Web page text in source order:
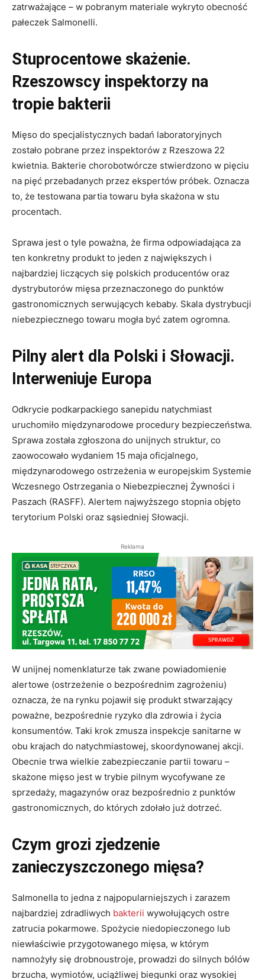
zatrważające – w pobranym materiale wykryto obecność
pałeczek Salmonelli.
Stuprocentowe skażenie.
Rzeszowscy inspektorzy na
tropie bakterii
Mięso do specjalistycznych badań laboratoryjnych
zostało pobrane przez inspektorów z Rzeszowa 22
kwietnia. Bakterie chorobotwórcze stwierdzono w pięciu
na pięć przebadanych przez ekspertów próbek. Oznacza
to, że testowana partia towaru była skażona w stu
procentach.
Sprawa jest o tyle poważna, że firma odpowiadająca za
ten konkretny produkt to jeden z największych i
najbardziej liczących się polskich producentów oraz
dystrybutorów mięsa przeznaczonego do punktów
gastronomicznych serwujących kebaby. Skala dystrybucji
niebezpiecznego towaru mogła być zatem ogromna.
Pilny alert dla Polski i Słowacji.
Interweniuje Europa
Odkrycie podkarpackiego sanepidu natychmiast
uruchomiło międzynarodowe procedury bezpieczeństwa.
Sprawa została zgłoszona do unijnych struktur, co
zaowocowało wydaniem 15 maja oficjalnego,
międzynarodowego ostrzeżenia w europejskim Systemie
Wczesnego Ostrzegania o Niebezpiecznej Żywności i
Paszach (RASFF). Alertem najwyższego stopnia objęto
terytorium Polski oraz sąsiedniej Słowacji.
Reklama
W unijnej nomenklaturze tak zwane powiadomienie
alertowe (ostrzeżenie o bezpośrednim zagrożeniu)
oznacza, że na rynku pojawił się produkt stwarzający
poważne, bezpośrednie ryzyko dla zdrowia i życia
konsumentów. Taki krok zmusza inspekcje sanitarne w
obu krajach do natychmiastowej, skoordynowanej akcji.
Obecnie trwa wielkie zabezpieczanie partii towaru –
skażone mięso jest w trybie pilnym wycofywane ze
sprzedaży, magazynów oraz bezpośrednio z punktów
gastronomicznych, do których zdołało już dotrzeć.
Czym grozi zjedzenie
zanieczyszczonego mięsa?
Salmonella to jedna z najpopularniejszych i zarazem
najbardziej zdradliwych bakterii wywołujących ostre
zatrucia pokarmowe. Spożycie niedopieczonego lub
niewłaściwie przygotowanego mięsa, w którym
namnożyły się drobnoustroje, prowadzi do silnych bólów
brzucha, wymiotów, uciążliwej biegunki oraz wysokiej